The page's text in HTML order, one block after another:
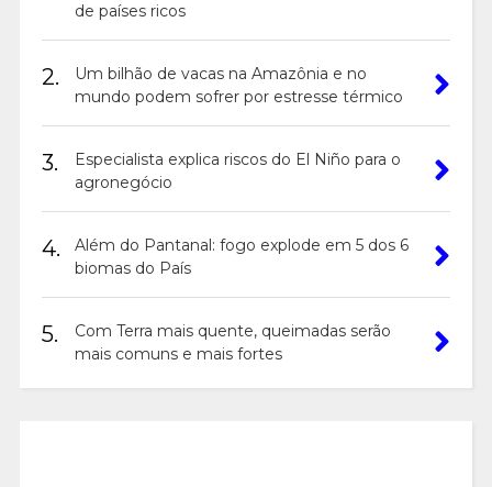
de países ricos
2.
Um bilhão de vacas na Amazônia e no
mundo podem sofrer por estresse térmico
3.
Especialista explica riscos do El Niño para o
agronegócio
4.
Além do Pantanal: fogo explode em 5 dos 6
biomas do País
5.
Com Terra mais quente, queimadas serão
mais comuns e mais fortes